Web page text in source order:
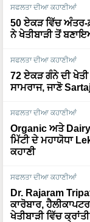
ਸਫਲਤਾ ਦੀਆ ਕਹਾਣੀਆਂ
50 ਏਕੜ ਵਿੱਚ ਅੰਤਰ-
ਨੇ ਖੇਤੀਬਾੜੀ ਤੋਂ
ਸਫਲਤਾ ਦੀਆ ਕਹਾਣੀਆਂ
72 ਏਕੜ ਗੰਨੇ ਦੀ
ਸਾਮਰਾਜ, ਜਾਣੋ
ਸਫਲਤਾ ਦੀਆ ਕਹਾਣੀਆਂ
Organic ਅਤੇ
ਮਿੱਟੀ ਦੇ ਮਹਾਯੋਧਾ
ਕਹਾਣੀ
ਸਫਲਤਾ ਦੀਆ ਕਹਾਣੀਆਂ
Dr. Rajaram
ਕਾਰੋਬਾਰ,
ਖੇਤੀਬਾੜੀ ਵਿੱਚ ਕ੍ਰਾਂਤੀ